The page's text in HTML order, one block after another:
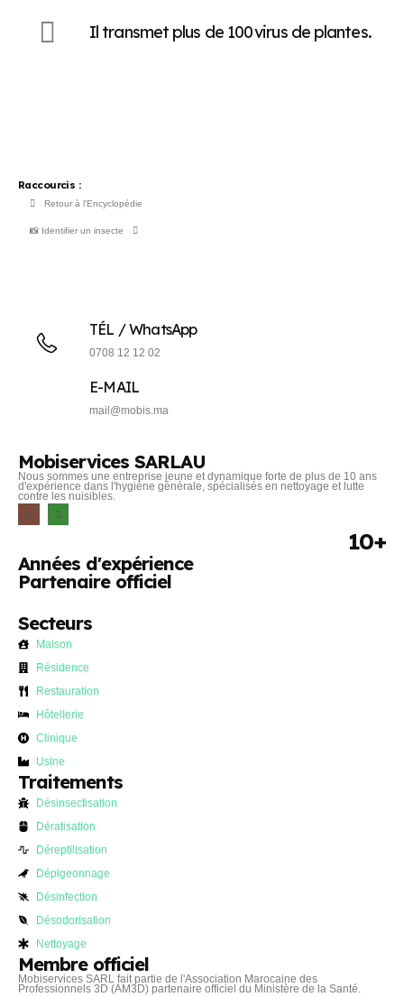
Il transmet plus de 100 virus de plantes.
Raccourcis :
Retour à l'Encyclopédie
📸 Identifier un insecte
TÉL / WhatsApp
0708 12 12 02
E-MAIL
mail@mobis.ma
Mobiservices SARLAU
Nous sommes une entreprise jeune et dynamique forte de plus de 10 ans
d'expérience dans l'hygiène générale, spécialisés en nettoyage et lutte
contre les nuisibles.
10+
Années d'expérience
Partenaire officiel
Secteurs
Maison
Résidence
Restauration
Hôtellerie
Clinique
Usine
Traitements
Désinsectisation
Dératisation
Déreptilisation
Dépigeonnage
Désinfection
Désodorisation
Nettoyage
Membre officiel
Mobiservices SARL fait partie de l'Association Marocaine des
Professionnels 3D (AM3D) partenaire officiel du Ministère de la Santé.